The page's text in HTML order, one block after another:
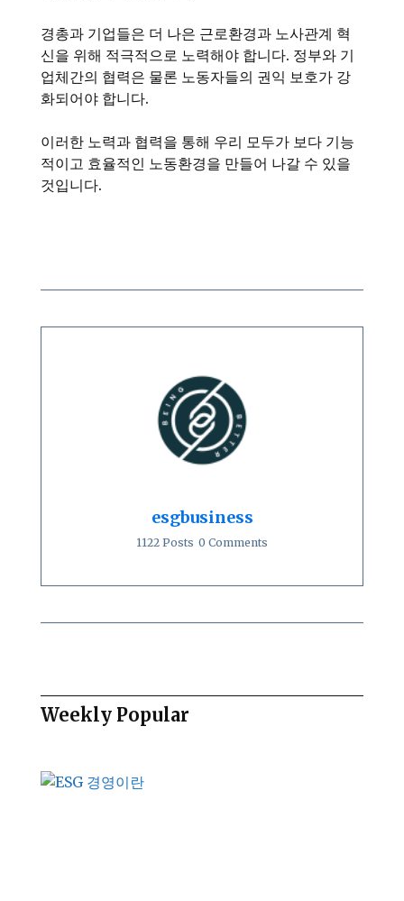
경총과 기업들은 더 나은 근로환경과 노사관계 혁
신을 위해 적극적으로 노력해야 합니다. 정부와 기
업체간의 협력은 물론 노동자들의 권익 보호가 강
화되어야 합니다.
이러한 노력과 협력을 통해 우리 모두가 보다 기능
적이고 효율적인 노동환경을 만들어 나갈 수 있을
것입니다.
esgbusiness
1122 Posts 0 Comments
Weekly Popular